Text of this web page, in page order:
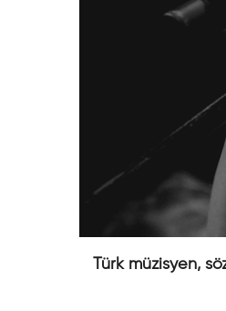
Türk müzisyen,